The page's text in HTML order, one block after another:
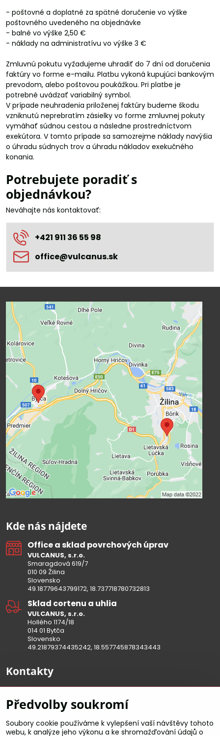
- poštovné a doplatné za spätné doručenie vo výške
poštovného uvedeného na objednávke
- balné vo výške 2,50 €
- náklady na administratívu vo výške 3 €
Zmluvnú pokutu vyžadujeme uhradiť do 7 dní od doručenia
faktúry vo forme e-mailu. Platbu vykoná kupujúci bankovým
prevodom, alebo poštovou poukážkou. Pri platbe je
potrebné uvádzať variabilný symbol.
V prípade neuhradenia priloženej faktúry budeme škodu
vzniknutú neprebratím zásielky vo forme zmluvnej pokuty
vymáhať súdnou cestou a následne prostredníctvom
exekútora. V tomto prípade sa samozrejme náklady navýšia
o úhradu súdnych trov a úhradu nákladov exekučného
konania.
Potrebujete poradiť s
objednávkou?
Neváhajte nás kontaktovať:
+421 911 36 55 98
office​@vulcanus​.sk
Externí obsah je blokován Volbami
soukromí
Přejete si načíst externí obsah?
Povolit a zapamatovat - souhlas s
druhem cookie: Funkční
Kde nás nájdete
Office a sklad povrchových úprav
VULCANUS, s.r.o.
Smaragdová 619/7
010 09 Žilina
Slovensko
49.18779643799172, 18.737718780732813
Sklad cortenu a uhlia
VULCANUS, s.r.o.
Hollého 1174/18
014 01 Bytča
Slovensko
49.21879374435242, 18.557745878343443
Kontakty
Telefonické objednávky a objednávky e-mailom:
od 09:00 do 17:30
Osobný odber je potrebné dohodnúť vopred
telefonicky!!
Předvolby soukromí
Soubory cookie používáme k vylepšení vaší návštěvy tohoto
webu, k analýze jeho výkonu a ke shromažďování údajů o